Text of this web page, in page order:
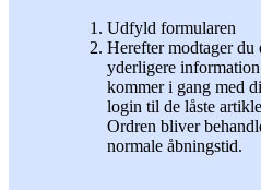
Udfyld formularen
Herefter modtager du
yderligere
kommer i gang med
login til de låste
Ordren bliver
normale åbningstid.